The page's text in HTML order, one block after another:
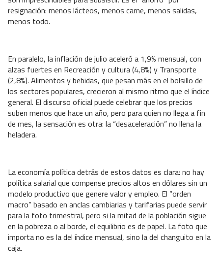
resignación: menos lácteos, menos carne, menos salidas,
menos todo.
En paralelo, la inflación de julio aceleró a 1,9% mensual, con
alzas fuertes en Recreación y cultura (4,8%) y Transporte
(2,8%). Alimentos y bebidas, que pesan más en el bolsillo de
los sectores populares, crecieron al mismo ritmo que el índice
general. El discurso oficial puede celebrar que los precios
suben menos que hace un año, pero para quien no llega a fin
de mes, la sensación es otra: la “desaceleración” no llena la
heladera.
La economía política detrás de estos datos es clara: no hay
política salarial que compense precios altos en dólares sin un
modelo productivo que genere valor y empleo. El “orden
macro” basado en anclas cambiarias y tarifarias puede servir
para la foto trimestral, pero si la mitad de la población sigue
en la pobreza o al borde, el equilibrio es de papel. La foto que
importa no es la del índice mensual, sino la del changuito en la
caja.